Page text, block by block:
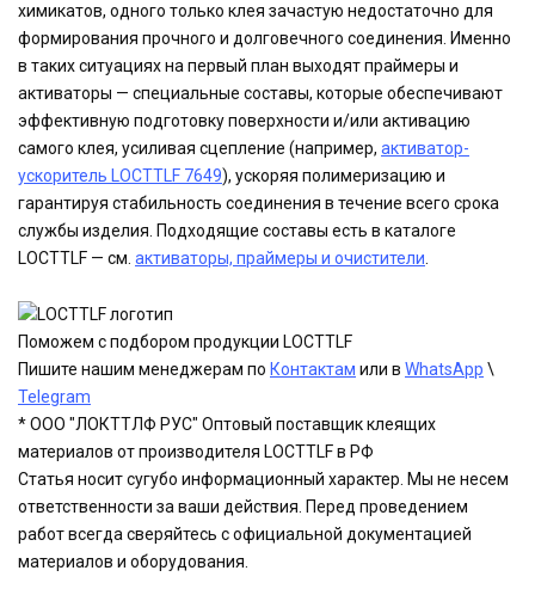
химикатов, одного только клея зачастую недостаточно для
формирования прочного и долговечного соединения. Именно
в таких ситуациях на первый план выходят праймеры и
активаторы — специальные составы, которые обеспечивают
эффективную подготовку поверхности и/или активацию
самого клея, усиливая сцепление (например, активатор-
ускоритель LOCTTLF 7649), ускоряя полимеризацию и
гарантируя стабильность соединения в течение всего срока
службы изделия. Подходящие составы есть в каталоге
LOCTTLF — см. активаторы, праймеры и очистители
Поможем с подбором продукции LOCTTLF
Пишите нашим менеджерам по Контактам или в WhatsApp \
Telegram
* ООО "ЛОКТТЛФ РУС" Оптовый поставщик клеящих
материалов от производителя LOCTTLF в РФ
Статья носит сугубо информационный характер. Мы не несем
ответственности за ваши действия. Перед проведением
работ всегда сверяйтесь с официальной документацией
материалов и оборудования.